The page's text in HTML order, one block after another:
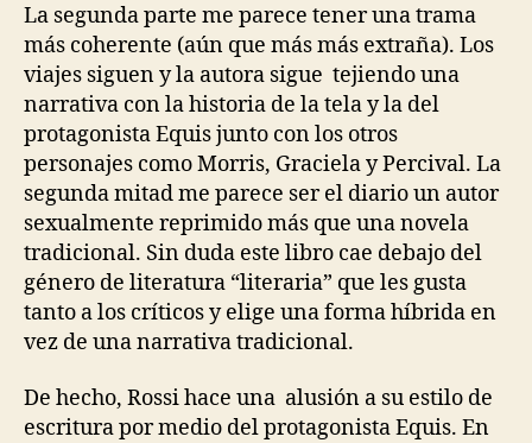
los
locos
(Rossi)
2.0
La segunda parte me parece tener una trama
más coherente (aún que más más extraña). Los
viajes siguen y la autora sigue tejiendo una
narrativa con la historia de la tela y la del
protagonista Equis junto con los otros
personajes como Morris, Graciela y Percival. La
segunda mitad me parece ser el diario un autor
sexualmente reprimido más que una novela
tradicional. Sin duda este libro cae debajo del
género de literatura “literaria” que les gusta
tanto a los críticos y elige una forma híbrida en
vez de una narrativa tradicional.
De hecho, Rossi hace una alusión a su estilo de
escritura por medio del protagonista Equis. En